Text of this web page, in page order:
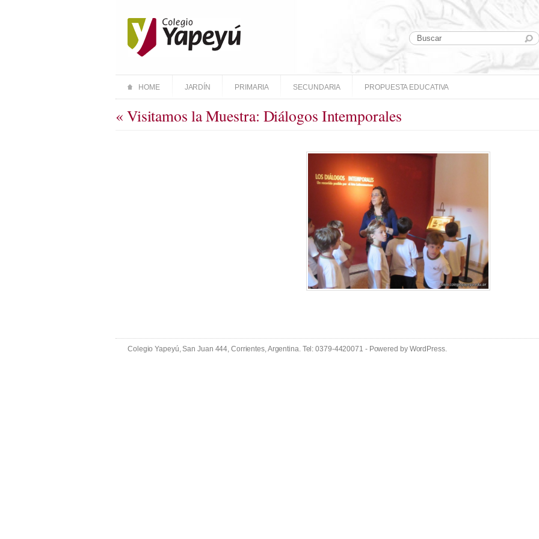
HOME JARDÍN PRIMARIA SECUNDARIA PROPUESTA EDUCATIVA
« Visitamos la Muestra: Diálogos Intemporales
Colegio Yapeyú, San Juan 444, Corrientes, Argentina. Tel: 0379-4420071 - Powered by WordPress.